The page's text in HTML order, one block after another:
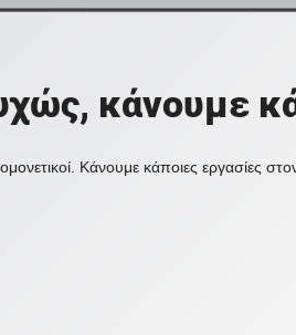
κάνουμε
Κάνουμε κάποιες εργασίες